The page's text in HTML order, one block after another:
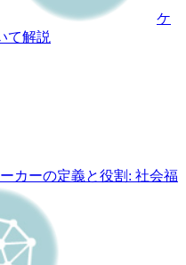
ケ
て解説
カーの定義と役割: 社会福